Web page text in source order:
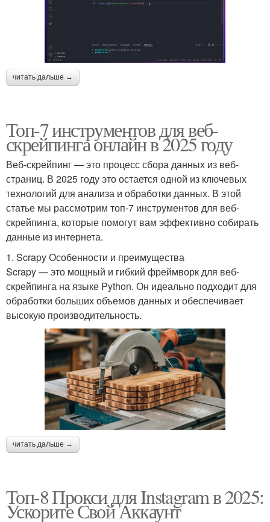
читать дальше →
Топ-7 инструментов для веб-
скрейпинга онлайн в 2025 году
Веб-скрейпинг — это процесс сбора данных из веб-
страниц. В 2025 году это остается одной из ключевых
технологий для анализа и обработки данных. В этой
статье мы рассмотрим топ-7 инструментов для веб-
скрейпинга, которые помогут вам эффективно собирать
данные из интернета.
1. Scrapy Особенности и преимущества
Scrapy — это мощный и гибкий фреймворк для веб-
скрейпинга на языке Python. Он идеально подходит для
обработки больших объемов данных и обеспечивает
высокую производительность.
читать дальше →
Топ-8 Прокси для Instagram в 2025:
Ускорите Свой Аккаунт